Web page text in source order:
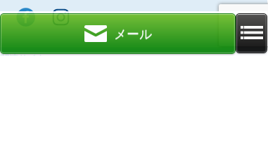
メール
関連サイト